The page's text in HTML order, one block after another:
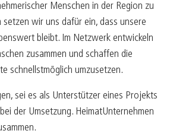
Menschen in der Region zu
setzen wir uns dafür ein, dass unsere
bleibt. Im Netzwerk entwickeln
zusammen und schaffen die
schnellstmöglich umzusetzen.
sei es als Unterstützer eines Projekts
der Umsetzung. HeimatUnternehmen